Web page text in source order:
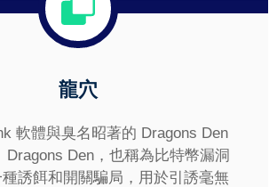
龍穴
軟體與臭名昭著的 Dragons Den
Dragons Den，也稱為比特幣漏洞
誘餌和開關騙局，用於引誘毫無